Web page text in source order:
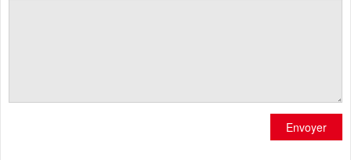
Envoyer